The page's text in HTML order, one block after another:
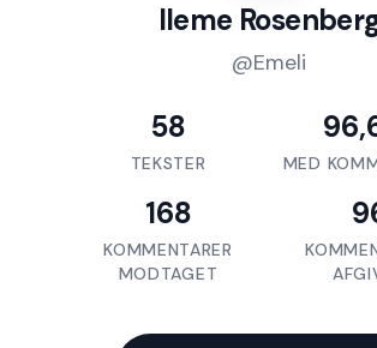
Ileme
@Emeli
58
TEKSTER MED
168
KOMMENTARER
MODTAGET